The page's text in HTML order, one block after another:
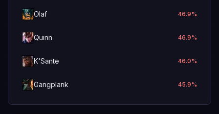
Olaf 46.9%
Quinn 46.9%
K'Sante 46.0%
Gangplank 45.9%